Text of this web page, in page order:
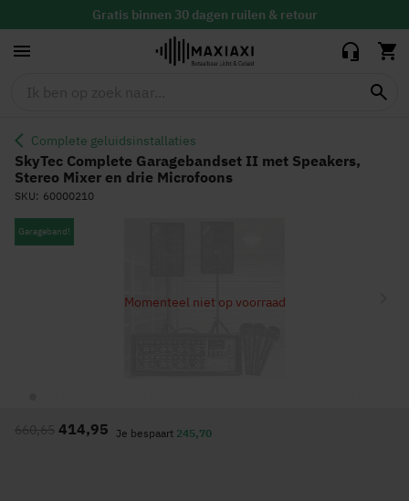
Gratis binnen 30 dagen ruilen & retour
Vandaag besteld, maandag in huis
Complete geluidsinstallaties
Stereo Mixer en
drie Microfoons
SkyTec Complete Garagebandset II met Speakers,
Stereo Mixer en drie Microfoons
SKU 60000210
414,95
660,65 Je bespaart 245,70
Garageband!
Ga
naar
het
Momenteel niet op voorraad